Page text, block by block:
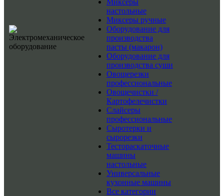
Миксеры
настольные
Миксеры ручные
Оборудование для
производства
пасты (макарон)
Оборудование для
производства суши
Овощерезки
профессиональные
Овощечистки /
Картофелечистки
Слайсеры
профессиональные
Сыротерки и
сырорезки
Тестораскаточные
машины
настольные
Универсальные
кухонные машины
Все категории